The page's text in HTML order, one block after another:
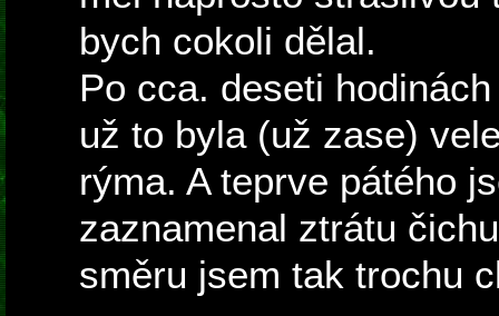
bych cokoli dělal.
Po cca. deseti
už to byla (už zase)
rýma. A teprve pátého
zaznamenal ztrátu
směru jsem tak trochu